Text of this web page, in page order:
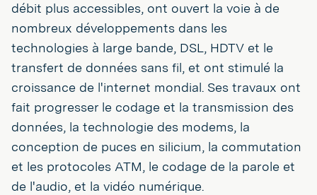
débit plus accessibles, ont ouvert la voie à de
nombreux développements dans les
technologies à large bande, DSL, HDTV et le
transfert de données sans fil, et ont stimulé la
croissance de l'internet mondial. Ses travaux ont
fait progresser le codage et la transmission des
données, la technologie des modems, la
conception de puces en silicium, la commutation
et les protocoles ATM, le codage de la parole et
de l'audio, et la vidéo numérique.